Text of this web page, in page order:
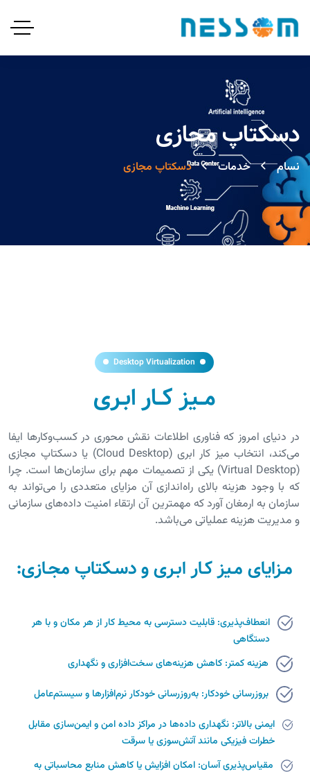
دسکتاپ مجازی
نسام خدمات دسکتاپ مجازی
مــیز کــار ابـری
در دنیای امروز که فناوری اطلاعات نقش محوری در کسب‌وکارها ایفا
می‌کند، انتخاب میز کار ابری (Cloud Desktop) یا دسکتاپ مجازی
(Virtual Desktop) یکی از تصمیمات مهم برای سازمان‌ها است. چرا
که با وجود هزینه بالای راه‌اندازی آن مزایای متعددی را می‌تواند به
سازمان به ارمغان آورد که مهمترین آن ارتقاء امنیت داده‌های سازمانی
و مدیریت هزینه عملیاتی می‌باشد.
مـزایای مـیز کـار ابـری و دسـکتاپ مجـازی:
انعطاف‌پذیری: قابلیت دسترسی به محیط کار از هر مکان و با هر
دستگاهی
هزینه کمتر: کاهش هزینه‌های سخت‌افزاری و نگهداری
بروزرسانی خودکار: به‌روزرسانی خودکار نرم‌افزارها و سیستم‌عامل
ایمنی بالاتر: نگهداری داده‌ها در مراکز داده امن و ایمن‌سازی مقابل
خطرات فیزیکی مانند آتش‌سوزی یا سرقت
مقیاس‌پذیری آسان: امکان افزایش یا کاهش منابع محاسباتی به